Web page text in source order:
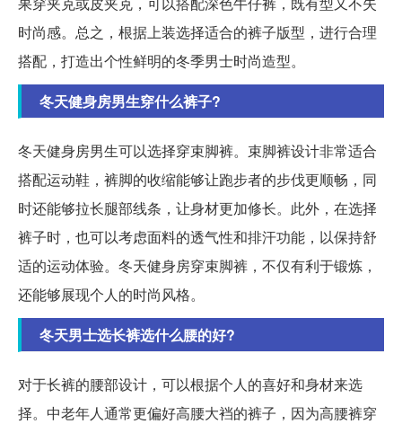
时尚感。总之，根据上装选择适合的裤子版型，进行合理
搭配，打造出个性鲜明的冬季男士时尚造型。
冬天健身房男生穿什么裤子?
冬天健身房男生可以选择穿束脚裤。束脚裤设计非常适合
搭配运动鞋，裤脚的收缩能够让跑步者的步伐更顺畅，同
时还能够拉长腿部线条，让身材更加修长。此外，在选择
裤子时，也可以考虑面料的透气性和排汗功能，以保持舒
适的运动体验。冬天健身房穿束脚裤，不仅有利于锻炼，
还能够展现个人的时尚风格。
冬天男士选长裤选什么腰的好?
对于长裤的腰部设计，可以根据个人的喜好和身材来选
择。中老年人通常更偏好高腰大裆的裤子，因为高腰裤穿